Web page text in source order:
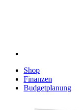
Shop
Finanzen
Budgetplanung